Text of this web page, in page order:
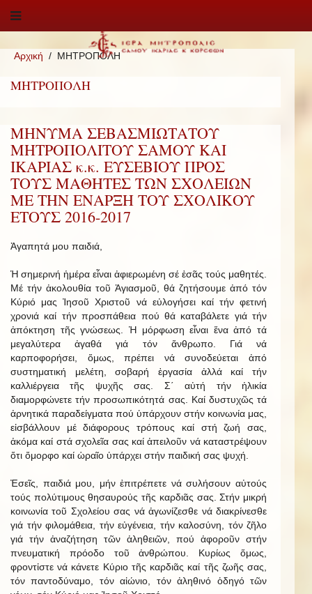
Αρχική ΜΗΤΡΟΠΟΛΗ
ΜΗΤΡΟΠΟΛΗ
ΜΗΝΥΜΑ ΣΕΒΑΣΜΙΩΤΑΤΟΥ
ΜΗΤΡΟΠΟΛΙΤΟΥ ΣΑΜΟΥ ΚΑΙ
ΙΚΑΡΙΑΣ κ.κ. ΕΥΣΕΒΙΟΥ ΠΡΟΣ
ΤΟΥΣ ΜΑΘΗΤΕΣ ΤΩΝ ΣΧΟΛΕΙΩΝ
ΜΕ ΤΗΝ ΕΝΑΡΞΗ ΤΟΥ ΣΧΟΛΙΚΟΥ
ΕΤΟΥΣ 2016-2017
Ἀγαπητά μου παιδιά,
Ἡ σημερινή ἡμέρα εἶναι ἀφιερωμένη σέ ἐσᾶς τούς μαθητές.
Μέ τήν ἀκολουθία τοῦ Ἁγιασμοῦ, θά ζητήσουμε ἀπό τόν
Κύριό μας Ἰησοῦ Χριστοῦ νά εὐλογήσει καί τήν φετινή
χρονιά καί τήν προσπάθεια πού θά καταβάλετε γιά τήν
ἀπόκτηση τῆς γνώσεως. Ἡ μόρφωση εἶναι ἕνα ἀπό τά
μεγαλύτερα ἀγαθά γιά τόν ἄνθρωπο. Γιά νά
καρποφορήσει, ὅμως, πρέπει νά συνοδεύεται ἀπό
συστηματική μελέτη, σοβαρή ἐργασία ἀλλά καί τήν
καλλιέργεια τῆς ψυχῆς σας. Σ΄ αὐτή τήν ἡλικία
διαμορφώνετε τήν προσωπικότητά σας. Καί δυστυχῶς τά
ἀρνητικά παραδείγματα πού ὑπάρχουν στήν κοινωνία μας,
εἰσβάλλουν μέ διάφορους τρόπους καί στή ζωή σας,
ἀκόμα καί στά σχολεῖα σας καί ἀπειλοῦν νά καταστρέψουν
ὅτι ὄμορφο καί ὡραῖο ὑπάρχει στήν παιδική σας ψυχή.
Ἐσεῖς, παιδιά μου, μήν ἐπιτρέπετε νά συλήσουν αὐτούς
τούς πολύτιμους θησαυρούς τῆς καρδιᾶς σας. Στήν μικρή
κοινωνία τοῦ Σχολείου σας νά ἀγωνίζεσθε νά διακρίνεσθε
γιά τήν φιλομάθεια, τήν εὐγένεια, τήν καλοσύνη, τόν ζῆλο
γιά τήν ἀναζήτηση τῶν ἀληθειῶν, πού ἀφοροῦν στήν
πνευματική πρόοδο τοῦ ἀνθρώπου. Κυρίως ὅμως,
φροντἰστε νά κάνετε Κύριο τῆς καρδιᾶς καί τῆς ζωῆς σας,
τόν παντοδύναμο, τόν αἰώνιο, τόν ἀληθινό ὁδηγό τῶν